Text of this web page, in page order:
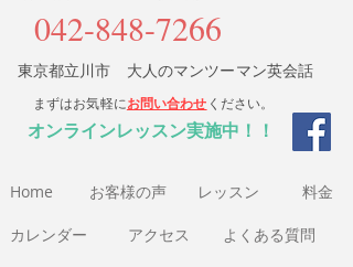
042-848-7266
東京都立川市 大人のマンツーマン英会話
まずはお気軽にお問い合わせ ください。
​オンラインレッスン実施中！！
Home ​お客様の声
​カレンダー アクセス
​レッスン ​料金​
よくある質問